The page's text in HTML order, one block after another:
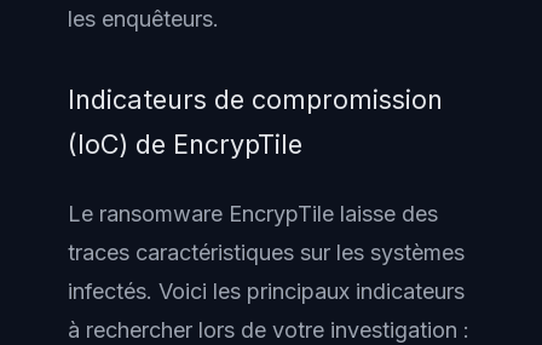
les enquêteurs.
Indicateurs de compromission
(IoC) de EncrypTile
Le ransomware EncrypTile laisse des
traces caractéristiques sur les systèmes
infectés. Voici les principaux indicateurs
à rechercher lors de votre investigation :